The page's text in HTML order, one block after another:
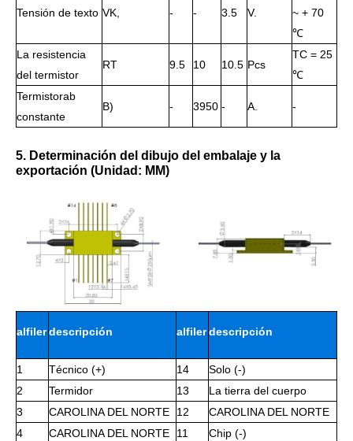
Tensión de texto VK, - - 3.5 V.
~ + 70
℃
La resistencia
del termistor
RT 9.5 10 10.5 Pcs
TC = 25
℃
Termistorab
constante
B) - 3950 - A. -
5. Determinación del dibujo del embalaje y la
exportación (Unidad: MM)
alfilerdescripción alfilerdescripción
1 Técnico (+) 14
Solo (-)
2
Termidor 13
La tierra del cuerpo
3
CAROLINA DEL NORTE 12
CAROLINA DEL NORTE
4
CAROLINA DEL NORTE 11
Chip (-)